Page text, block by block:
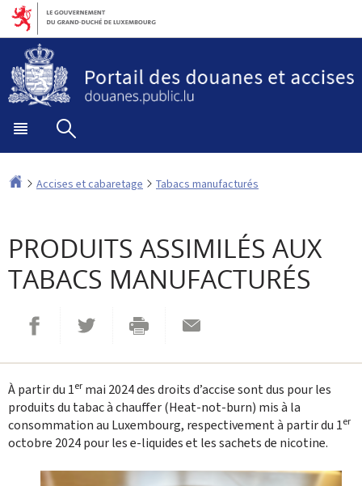
Aller
navigation
Aller
contenu
Menu
Accueil
Accises et cabaretage Tabacs manufacturés
PRODUITS ASSIMILÉS AUX
TABACS MANUFACTURÉS
À partir du 1er mai 2024 des droits d’accise sont dus pour les
produits du tabac à chauffer (Heat-not-burn) mis à la
consommation au Luxembourg, respectivement à partir du 1er
octobre 2024 pour les e-liquides et les sachets de nicotine.